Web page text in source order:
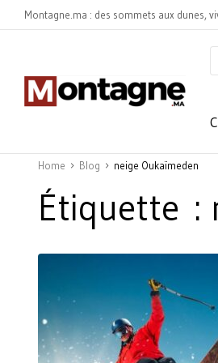
Montagne.ma : des sommets aux dunes,
Home Blog neige Oukaïmeden
Étiquette :